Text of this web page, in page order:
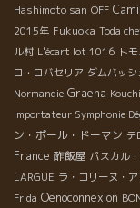
Hashimoto san OFF
2015年 Fukuoka Toda
ル村 L'écart lot 1016 ト
ロ・ロバセリア ダムバッ
Normandie Graena
Importateur Symphonie
ン・ポール・ドーマン テ
France 酢飯屋 パスカル
LARGUE ラ・コリーヌ・
Frida Oenoconnexion